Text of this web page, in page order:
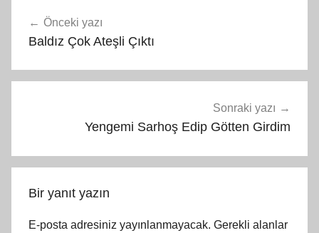
gezinmesi
Önceki yazı
Baldız Çok Ateşli Çıktı
Sonraki yazı
Yengemi Sarhoş Edip Götten Girdim
Bir yanıt yazın
E-posta adresiniz yayınlanmayacak. Gerekli alanlar